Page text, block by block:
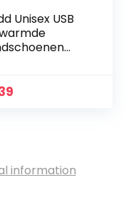
Unisex USB
information